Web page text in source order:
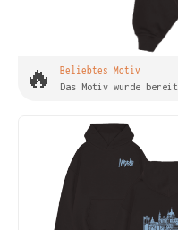
🔥 Beliebtes Motiv
Das Motiv wurde